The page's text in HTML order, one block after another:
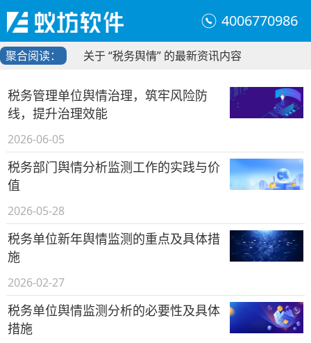
4006770986
聚合阅读： 关于 “税务舆情” 的最新资讯内容
税务管理单位舆情治理，筑牢风险防
线，提升治理效能
2026-06-05
税务部门舆情分析监测工作的实践与价
值
2026-05-28
税务单位新年舆情监测的重点及具体措
施
2026-02-27
税务单位舆情监测分析的必要性及具体
措施